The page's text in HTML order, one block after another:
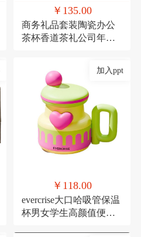
￥135.00
商务礼品套装陶瓷办公
茶杯香道茶礼公司年会
加入ppt
￥118.00
evercrise大口哈吸管保温
杯男女学生高颜值便携